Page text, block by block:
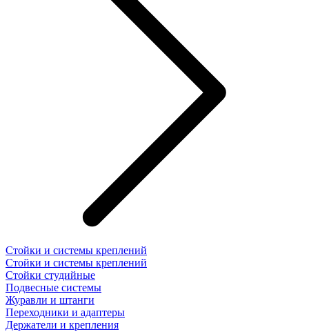
Стойки и системы креплений
Стойки и системы креплений
Стойки студийные
Подвесные системы
Журавли и штанги
Переходники и адаптеры
Держатели и крепления